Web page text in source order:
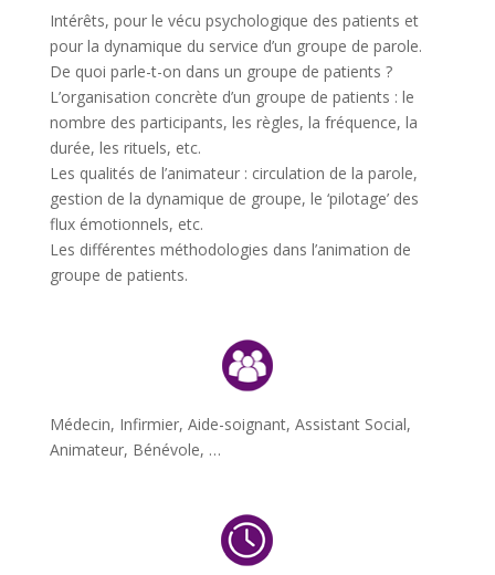
Intérêts, pour le vécu psychologique des patients et
pour la dynamique du service d’un groupe de parole.
De quoi parle-t-on dans un groupe de patients ?
L’organisation concrète d’un groupe de patients : le
nombre des participants, les règles, la fréquence, la
durée, les rituels, etc.
Les qualités de l’animateur : circulation de la parole,
gestion de la dynamique de groupe, le ‘pilotage’ des
flux émotionnels, etc.
Les différentes méthodologies dans l’animation de
groupe de patients.
Médecin, Infirmier, Aide-soignant, Assistant Social,
Animateur, Bénévole, …